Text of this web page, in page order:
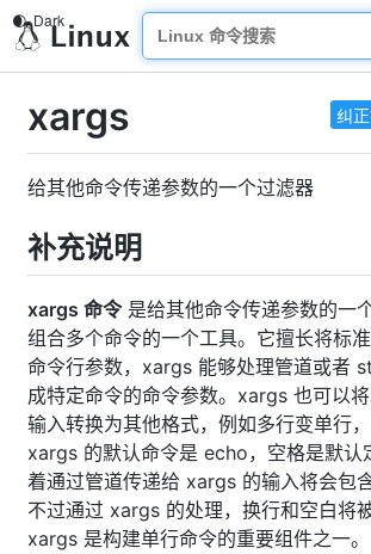
纠
xargs
给其他命令传递参数的一个过滤器
补充说明
xargs 命令是给其他命令传递参数的一
组合多个命令的一个工具。它擅长将标
命令行参数，xargs 能够处理管道或者
成特定命令的命令参数。xargs 也可以
输入转换为其他格式，例如多行变单行，
xargs 的默认命令是 echo，空格是默认
着通过管道传递给 xargs 的输入将会包
不过通过 xargs 的处理，换行和空白将
xargs 是构建单行命令的重要组件之一。